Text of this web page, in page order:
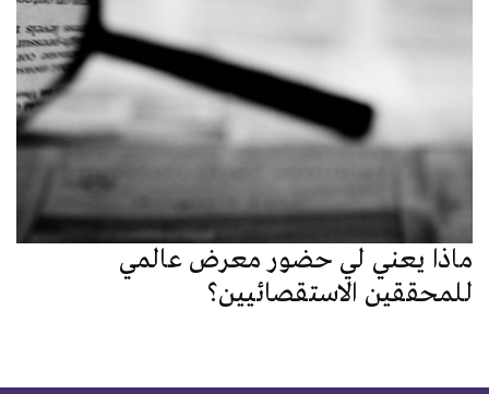
ماذا يعني لي حضور معرض عالمي
للمحققين الاستقصائيين؟